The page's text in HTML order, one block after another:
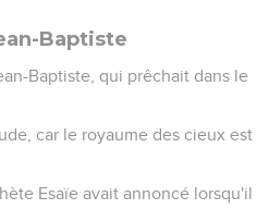
Baptiste
Baptiste, qui prêchait dans le
car le royaume des cieux est
Esaïe avait annoncé lorsqu'il